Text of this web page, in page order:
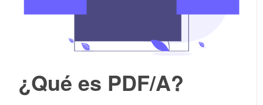
¿Qué es PDF/A?